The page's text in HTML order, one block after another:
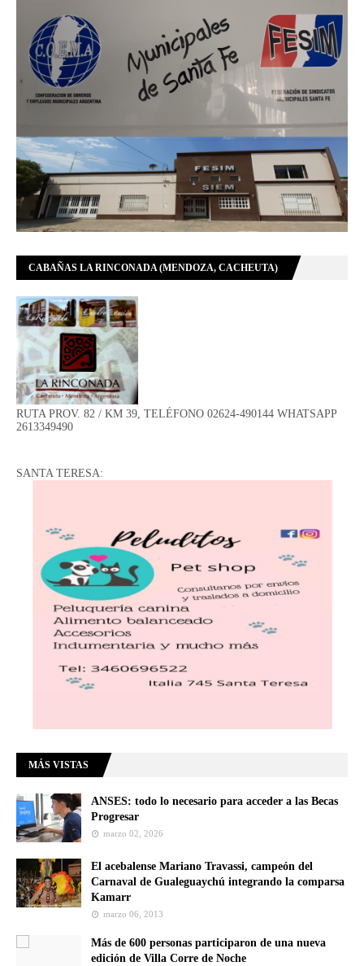
CABAÑAS LA RINCONADA (MENDOZA, CACHEUTA)
RUTA PROV. 82 / KM 39, TELÉFONO 02624-490144 WHATSAPP
2613349490
SANTA TERESA:
MÁS VISTAS
ANSES: todo lo necesario para acceder a las Becas
Progresar
marzo 02, 2026
El acebalense Mariano Travassi, campeón del
Carnaval de Gualeguaychú integrando la comparsa
Kamarr
marzo 06, 2013
Más de 600 personas participaron de una nueva
edición de Villa Corre de Noche